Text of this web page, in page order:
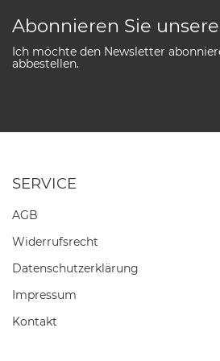
Abonnieren Sie
Ich möchte den Newsletter
abbestellen.
SERVICE
AGB
Widerrufs­recht
Daten­schutz­erklärung
Impressum
Kontakt